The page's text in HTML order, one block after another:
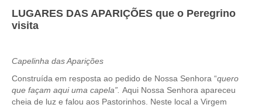
LUGARES DAS APARIÇÕES que o Peregrino
visita
Capelinha das Aparições
Construída em resposta ao pedido de Nossa Senhora “quero
que façam aqui uma capela”. Aqui Nossa Senhora apareceu
cheia de luz e falou aos Pastorinhos. Neste local a Virgem